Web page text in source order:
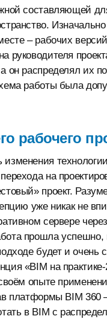
составляющей
– рабочих
руководителя
он распределял их
работы была
рабочего
изменения
на
проект.
уже никак не
сервере
прошла успешно,
будет и
«BIM на
опыте
платформы BIM
в BIM с